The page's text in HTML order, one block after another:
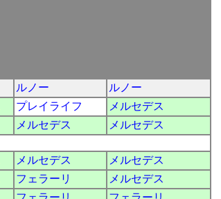
ルノー
ルノー
プレイライフ
メルセデス
メルセデス
メルセデス
メルセデス
メルセデス
フェラーリ
メルセデス